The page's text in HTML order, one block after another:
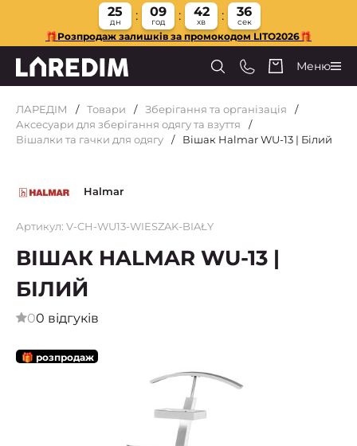
25
дн
09
год
42
хв
35
сек
🎁Розпродаж залишків за промокодом LITO2026🎁
Меню
ЛАРЕДІМ Товари
Зберігання та організація
Аксесуари для зберігання одягу та взуття
Вішалки та гачки для одягу
Вішак Halmar WU-13 | Білий
Halmar
Артикул: V-CH-WU13-WIESZAK-BIAŁY
ВІШАК HALMAR WU-13 |
БІЛИЙ
00 відгуків
🎁 розпродаж